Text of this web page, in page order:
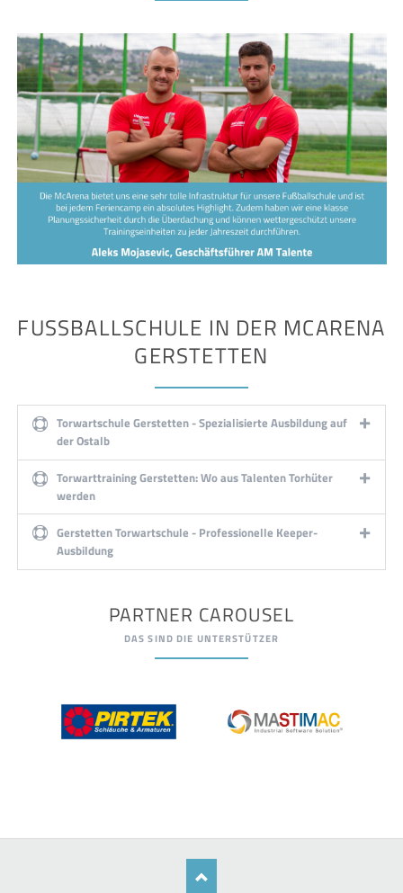
FUSSBALLSCHULE IN DER MCARENA G
ERSTETTEN
Torwartschule Gerstetten - Spezialisierte Ausbildung auf
der Ostalb
Torwarttraining Gerstetten: Wo aus Talenten Torhüter
werden
Gerstetten Torwartschule - Professionelle Keeper-
Ausbildung
PARTNER CAROUSEL
DAS SIND DIE UNTERSTÜTZER